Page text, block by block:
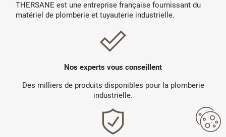
THERSANE est une entreprise française fournissant du
matériel de plomberie et tuyauterie industrielle.
Nos experts vous conseillent
Des milliers de produits disponibles pour la plomberie
industrielle.